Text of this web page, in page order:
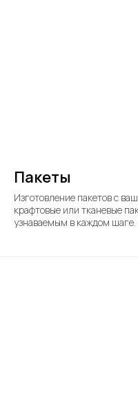
Пакеты
Изготовление пакетов с
крафтовые или тканевые
узнаваемым в каждом шаге.